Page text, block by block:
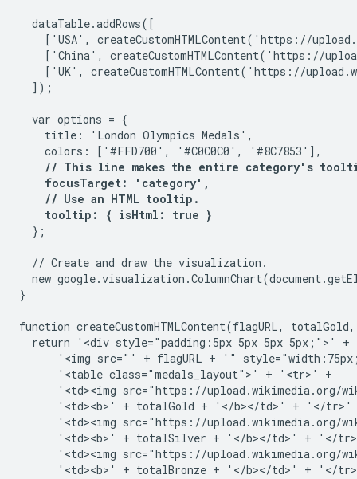
  dataTable.addRows([
['USA', createCustomHTMLContent('https://
['China', createCustomHTMLContent('https://
['UK', createCustomHTMLContent('https://
  ]);
  var options = {
    title: 'London Olympics Medals',
    colors: ['#FFD700', '#C0C0C0', '#8C7853'],
// This line makes the entire category's
    focusTarget: 'category',
    // Use an HTML tooltip.
    tooltip: { isHtml: true }
  };
  // Create and draw the visualization.
new
}
function createCustomHTMLContent(flagURL,
  return '<div style="padding:5px 5px 5px 5px;">' +
'<img src="' + flagURL + '"
      '<table class="medals_layout">' + '<tr>' +
'<td><img src="https://upload.wikimedia.org/
'<td><b>' + totalGold + '</b></td>' + '</
'<td><img src="https://upload.wikimedia.org/
'<td><b>' + totalSilver + '</b></td>' + '</
'<td><img src="https://upload.wikimedia.org/
'<td><b>' + totalBronze + '</b></td>' + '</